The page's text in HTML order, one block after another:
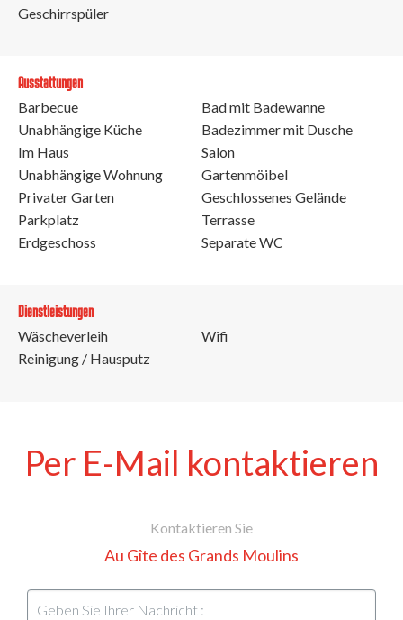
Geschirrspüler
Ausstattungen
Barbecue
Unabhängige Küche
Im Haus
Unabhängige Wohnung
Privater Garten
Parkplatz
Erdgeschoss
Bad mit Badewanne
Badezimmer mit Dusche
Salon
Gartenmöibel
Geschlossenes Gelände
Terrasse
Separate WC
Dienstleistungen
Wäscheverleih
Reinigung / Hausputz
Wifi
Per E-Mail kontaktieren
Kontaktieren Sie
Au Gîte des Grands Moulins